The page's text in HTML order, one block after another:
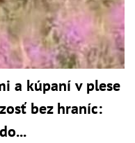
a kúpaní v plese
bez hraníc: